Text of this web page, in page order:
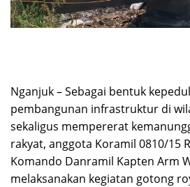
Nganjuk – Sebagai bentuk
pembangunan infrastruktur di
sekaligus mempererat
rakyat, anggota Koramil 0810/15
Komando Danramil Kapten Arm
melaksanakan kegiatan gotong